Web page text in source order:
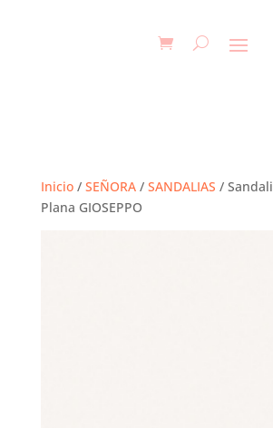
Inicio/ SEÑORA/ SANDALIAS /
Plana GIOSEPPO